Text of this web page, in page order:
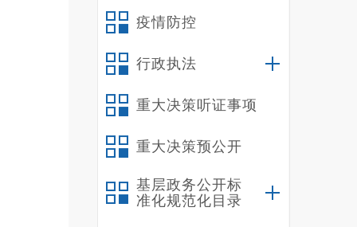
疫情防控
行政执法
重大决策听证事项
重大决策预公开
基层政务公开标
准化规范化目录